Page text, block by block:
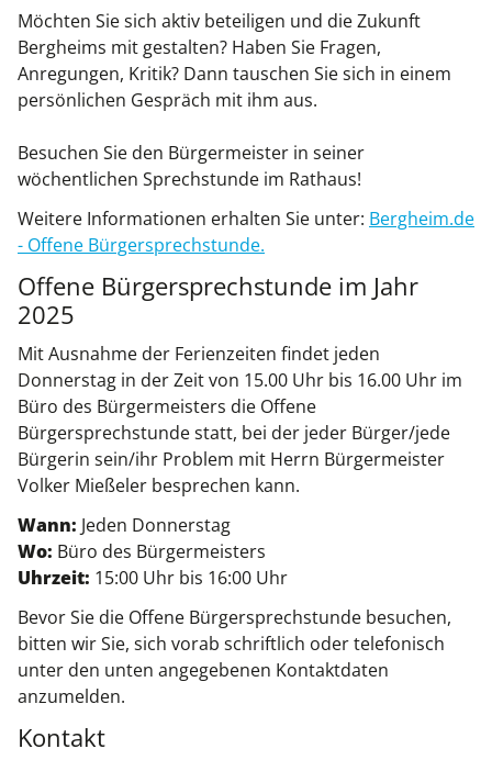
Möchten Sie sich aktiv beteiligen und die Zukunft
Bergheims mit gestalten? Haben Sie Fragen,
Anregungen, Kritik? Dann tauschen Sie sich in einem
persönlichen Gespräch mit ihm aus.
Besuchen Sie den Bürgermeister in seiner
wöchentlichen Sprechstunde im Rathaus!
Weitere Informationen erhalten Sie unter: Bergheim.de
- Offene Bürgersprechstunde.
Offene Bürgersprechstunde im Jahr
2025
Mit Ausnahme der Ferienzeiten findet jeden
Donnerstag in der Zeit von 15.00 Uhr bis 16.00 Uhr im
Büro des Bürgermeisters die Offene
Bürgersprechstunde statt, bei der jeder Bürger/jede
Bürgerin sein/ihr Problem mit Herrn Bürgermeister
Volker Mießeler besprechen kann.
Wann: Jeden Donnerstag
Wo: Büro des Bürgermeisters
Uhrzeit: 15:00 Uhr bis 16:00 Uhr
Bevor Sie die Offene Bürgersprechstunde besuchen,
bitten wir Sie, sich vorab schriftlich oder telefonisch
unter den unten angegebenen Kontaktdaten
anzumelden.
Kontakt